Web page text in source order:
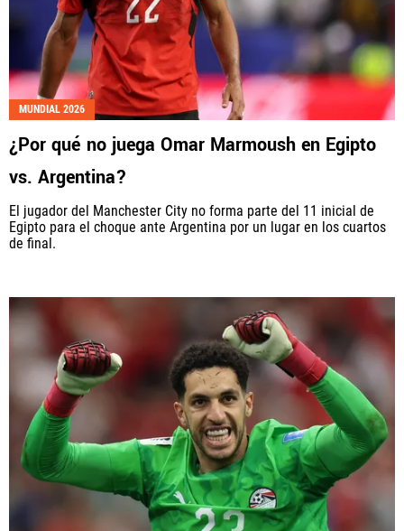
MUNDIAL 2026
¿Por qué no juega Omar Marmoush en Egipto
vs. Argentina?
El jugador del Manchester City no forma parte del 11 inicial de
Egipto para el choque ante Argentina por un lugar en los cuartos
de final.